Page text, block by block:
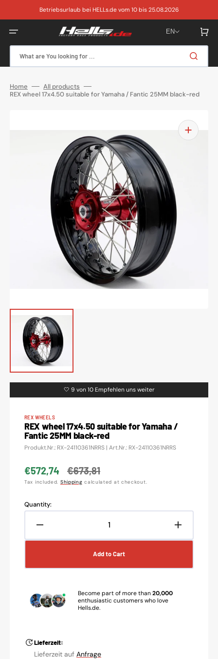
Betriebsurlaub bei HELLs.de vom 10 bis 25.08.2026
What are You looking for ...
EN Cart
Home
All products
REX wheel 17x4.50 suitable for Yamaha / Fantic 25MM black-red
Open
media
in
gallery
view
🤍 9 von 10 Empfehlen uns weiter
REX WHEELS
REX wheel 17x4.50 suitable for Yamaha /
Fantic 25MM black-red
Translation
Produkt.Nr.: RX-24110361NRRS | Art.Nr.: RX-24110361NRRS
Sale
€572,74
Regular
€673,81
Tax included. Shipping calculated at checkout.
Quantity:
quantity
wheel
for
Yamaha
25MM
black-
Increase
quantity
wheel
Add to Cart
Become part of more than20,000
enthusiastic customers who love
Hells.de.
Lieferzeit:
Lieferzeit auf Anfrage